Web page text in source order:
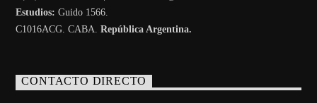
Estudios: Guido 1566.
C1016ACG. CABA.República Argentina.
CONTACTO DIRECTO